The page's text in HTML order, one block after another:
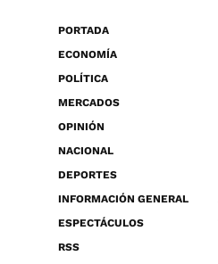
PORTADA
ECONOMÍA
POLÍTICA
MERCADOS
OPINIÓN
NACIONAL
DEPORTES
INFORMACIÓN GENERAL
ESPECTÁCULOS
RSS